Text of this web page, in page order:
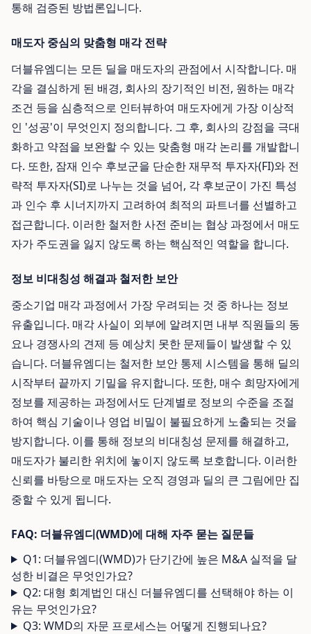
통해 검증된 방법론입니다.
매도자 중심의 맞춤형 매각 전략
더블유엠디는 모든 딜을 매도자의 관점에서 시작합니다. 매
각을 결심하게 된 배경, 회사의 장기적인 비전, 원하는 매각
조건 등을 심층적으로 인터뷰하여 매도자에게 가장 이상적
인 '성공'이 무엇인지 정의합니다. 그 후, 회사의 강점을 극대
화하고 약점을 보완할 수 있는 맞춤형 매각 논리를 개발합니
다. 또한, 잠재 인수 후보군을 단순한 재무적 투자자(FI)와 전
략적 투자자(SI)로 나누는 것을 넘어, 각 후보군이 가진 특성
과 인수 후 시너지까지 고려하여 최적의 파트너를 선별하고
접근합니다. 이러한 철저한 사전 준비는 협상 과정에서 매도
자가 주도권을 잃지 않도록 하는 핵심적인 역할을 합니다.
정보 비대칭성 해결과 철저한 보안
중소기업 매각 과정에서 가장 우려되는 것 중 하나는 정보
유출입니다. 매각 사실이 외부에 알려지면 내부 직원들의 동
요나 경쟁사의 견제 등 예상치 못한 문제들이 발생할 수 있
습니다. 더블유엠디는 철저한 보안 통제 시스템을 통해 딜의
시작부터 끝까지 기밀을 유지합니다. 또한, 매수 희망자에게
정보를 제공하는 과정에서도 단계별로 정보의 수준을 조절
하여 핵심 기술이나 영업 비밀이 불필요하게 노출되는 것을
방지합니다. 이를 통해 정보의 비대칭성 문제를 해결하고,
매도자가 불리한 위치에 놓이지 않도록 보호합니다. 이러한
신뢰를 바탕으로 매도자는 오직 경영과 딜의 큰 그림에만 집
중할 수 있게 됩니다.
FAQ: 더블유엠디(WMD)에 대해 자주 묻는 질문들
Q1: 더블유엠디(WMD)가 단기간에 높은 M&A 실적을 달
성한 비결은 무엇인가요?
Q2: 대형 회계법인 대신 더블유엠디를 선택해야 하는 이
유는 무엇인가요?
Q3: WMD의 자문 프로세스는 어떻게 진행되나요?